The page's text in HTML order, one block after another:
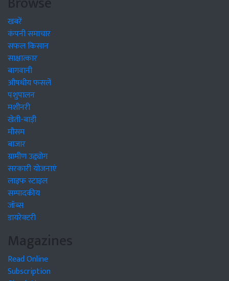
खबरें
कंपनी समाचार
सफल किसान
साक्षात्कार
बागवानी
औषधीय फसलें
पशुपालन
मशीनरी
खेती-बाड़ी
मौसम
बाजार
ग्रामीण उद्द्योग
सरकारी योजनाएं
लाइफ स्टाइल
सम्पादकीय
जॉब्स
डायरेक्टरी
Magazines
Read Online
Subscription